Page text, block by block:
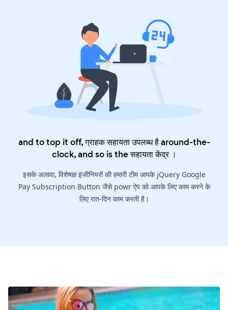
and to top it off, ग्राहक सहायता उपलब्ध है around-the-
clock, and so is theसहायता केंद्र।
इसके अलावा, विशेषज्ञ इंजीनियरों की हमारी टीम आपके jQuery Google
Pay Subscription Button जैसे powr ऐप को आपके लिए काम करने के
लिए रात-दिन काम करती है।